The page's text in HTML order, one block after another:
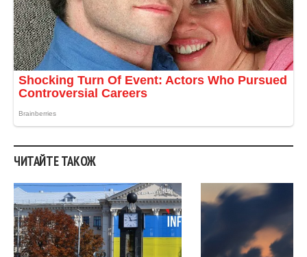
ЧИТАЙТЕ ТАКОЖ